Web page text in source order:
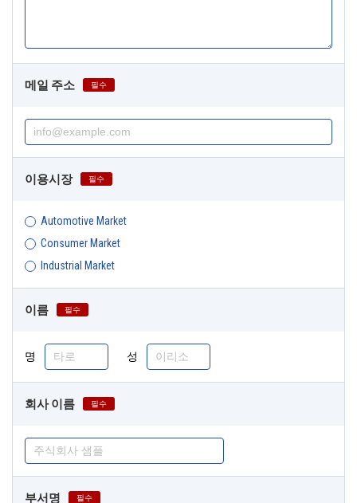
메일 주소 필수
이용시장 필수
Automotive Market
Consumer Market
Industrial Market
이름 필수
명 성
회사 이름 필수
부서명 필수